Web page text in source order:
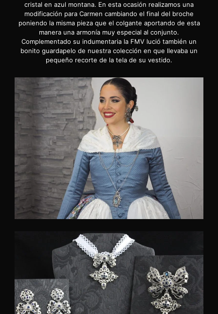
cristal en azul montana. En esta ocasión realizamos una
modificación para Carmen cambiando el final del broche
poniendo la misma pieza que el colgante aportando de esta
manera una armonía muy especial al conjunto.
Complementado su indumentaria la FMV lució también un
bonito guardapelo de nuestra colección en que llevaba un
pequeño recorte de la tela de su vestido.